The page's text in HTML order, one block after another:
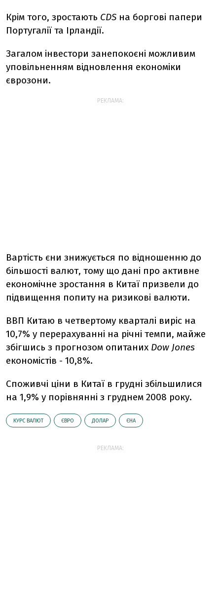
Крім того, зростають CDS на боргові папери
Португалії та Ірландії.
Загалом інвестори занепокоєні можливим
уповільненням відновлення економіки
єврозони.
РЕКЛАМА:
Вартість єни знижується по відношенню до
більшості валют, тому що дані про активне
економічне зростання в Китаї призвели до
підвищення попиту на ризикові валюти.
ВВП Китаю в четвертому кварталі виріс на
10,7% у перерахуванні на річні темпи, майже
збігшись з прогнозом опитаних Dow Jones
економістів - 10,8%.
Споживчі ціни в Китаї в грудні збільшилися
на 1,9% у порівнянні з груднем 2008 року.
КУРС ВАЛЮТ ЄВРО ДОЛАР ЄНА
РЕКЛАМА: